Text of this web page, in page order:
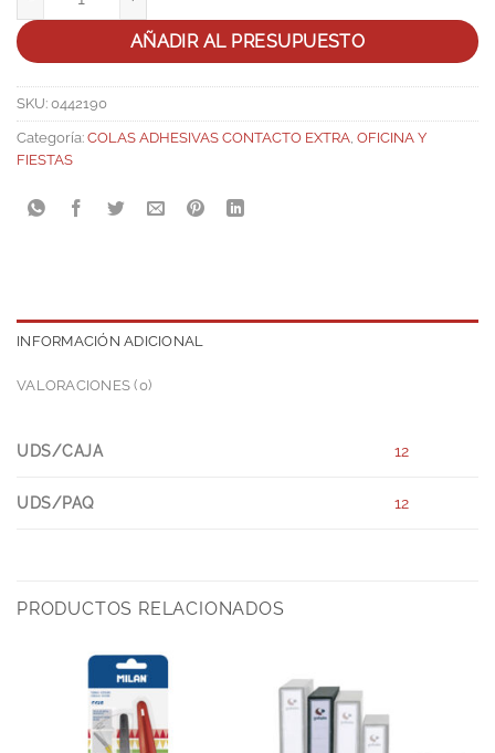
AÑADIR AL PRESUPUESTO
SKU: 0442190
Categoría: COLAS ADHESIVAS CONTACTO EXTRA, OFICINA Y
FIESTAS
INFORMACIÓN ADICIONAL
VALORACIONES (0)
UDS/CAJA 12
UDS/PAQ 12
PRODUCTOS RELACIONADOS